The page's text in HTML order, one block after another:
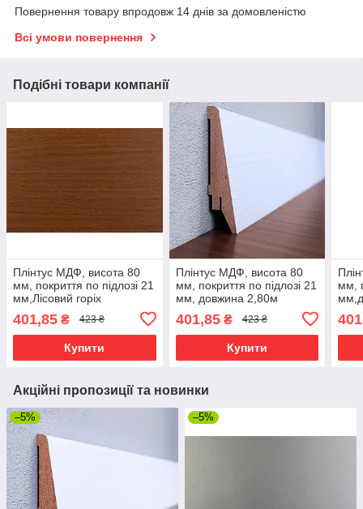
Повернення товару впродовж 14 днів за домовленістю
Всі умови повернення
Подібні товари компанії
Плінтус МДФ, висота 80
мм, покриття по підлозі 21
мм,Лісовий горіх
401,85 ₴ 423 ₴
Купити
Плінтус МДФ, висота 80
мм, покриття по підлозі 21
мм, довжина 2,80м
401,85₴ 423 ₴
Купити
мм,
Акційні пропозиції та новинки
–5% –5%